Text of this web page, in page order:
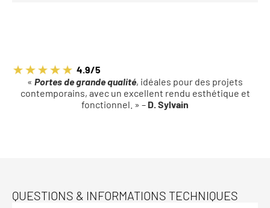
4.9/5
« Portes de grande qualité, idéales pour des projets
contemporains, avec un excellent rendu esthétique et
fonctionnel. » – D. Sylvain
QUESTIONS & INFORMATIONS TECHNIQUES